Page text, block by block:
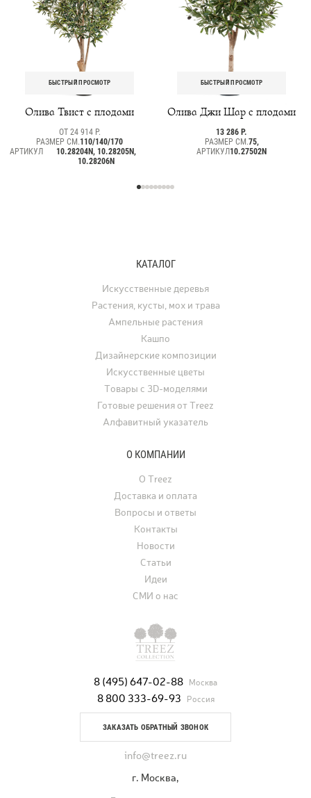
БЫСТРЫЙ ПРОСМОТР
Олива Твист с плодами
ОТ 24 914 Р.
РАЗМЕР СМ.110/140/170
АРТИКУЛ
10.28204N, 10.28205N,
10.28206N
БЫСТРЫЙ ПРОСМОТР
Олива Джи Шар с плодами
13 286 Р.
РАЗМЕР СМ.75,
АРТИКУЛ10.27502N
8 (495) 647-02-88 Москва
8 800 333-69-93 Россия
ЗАКАЗАТЬ ОБРАТНЫЙ ЗВОНОК
info@treez.ru
г. Москва,
КАТАЛОГ
Искусственные деревья
Растения, кусты, мох и трава
Ампельные растения
Кашпо
Дизайнерские композиции
Искусственные цветы
Товары с 3D-моделями
Готовые решения от Treez
Алфавитный указатель
О КОМПАНИИ
О Treez
Доставка и оплата
Вопросы и ответы
Контакты
Новости
Статьи
Идеи
СМИ о нас